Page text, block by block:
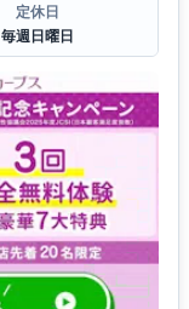
定休日
毎週日曜日